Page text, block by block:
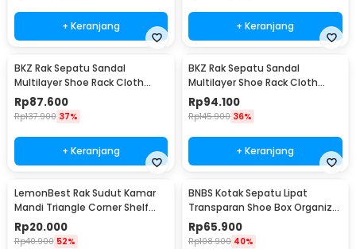
+ Keranjang + Keranjang
BKZ Rak Sepatu Sandal
Multilayer Shoe Rack Cloth
Storage 7 Layer - F10
Rp87.600
Rp137.900 37%
+ Keranjang
BKZ Rak Sepatu Sandal
Multilayer Shoe Rack Cloth
Storage 9 Layer - F10
Rp94.100
Rp145.900 36%
+ Keranjang
LemonBest Rak Sudut Kamar
Mandi Triangle Corner Shelf
Stainless Steel - G49
Rp20.000
Rp40.900 52%
BNBS Kotak Sepatu Lipat
Transparan Shoe Box Organizer
6 PCS Size L - LF010
Rp65.900
Rp108.900 40%